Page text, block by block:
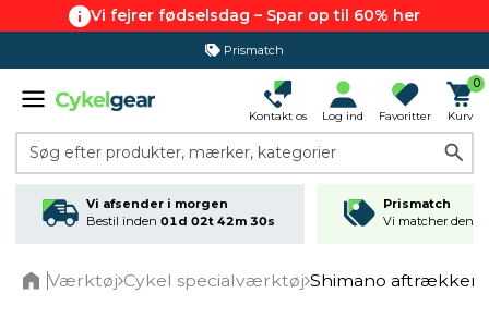
Vi fejrer fødselsdag – Spar op til 60% her
Prismatch
Kontakt os Log ind Favoritter
0
Kurv
Søg efter produkter, mærker, kategorier
Vi afsender i morgen
Bestil inden 01d 02t 42m 30s
Prismatch
Vi matcher den
Værktøj Cykel specialværktøj Shimano aftrækker